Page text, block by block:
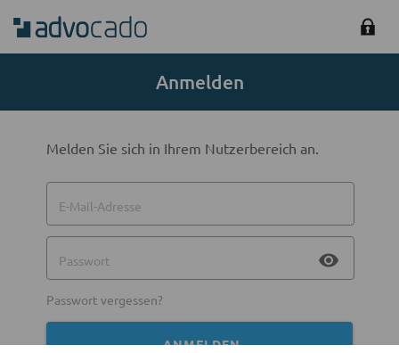
Anmelden
Melden Sie sich in Ihrem Nutzerbereich an.
E-Mail-Adresse
Passwort visibility
Passwort vergessen?
ANMELDEN